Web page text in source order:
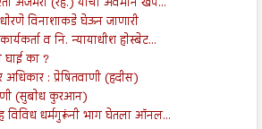
विनाशाकडे घेऊन जाणारी
व नि. न्यायाधीश होस्बेट...
घाई का ?
: प्रेषितवाणी (हदीस)
(सुबोध कुरआन)
विविध धर्मगुरूंनी भाग घेतला ऑनल...